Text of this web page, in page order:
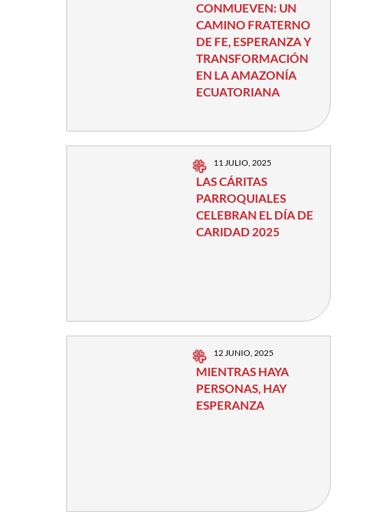
CONMUEVEN: UN
CAMINO FRATERNO
DE FE, ESPERANZA Y
TRANSFORMACIÓN
EN LA AMAZONÍA
ECUATORIANA
11 JULIO, 2025
LAS CÁRITAS
PARROQUIALES
CELEBRAN EL DÍA DE
CARIDAD 2025
12 JUNIO, 2025
MIENTRAS HAYA
PERSONAS, HAY
ESPERANZA